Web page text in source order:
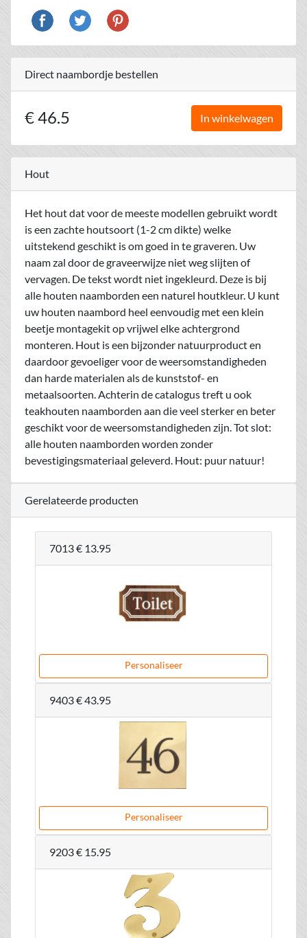
Direct naambordje bestellen
€ 46.5 In winkelwagen
Hout
Het hout dat voor de meeste modellen gebruikt wordt
is een zachte houtsoort (1-2 cm dikte) welke
uitstekend geschikt is om goed in te graveren. Uw
naam zal door de graveerwijze niet weg slijten of
vervagen. De tekst wordt niet ingekleurd. Deze is bij
alle houten naamborden een naturel houtkleur. U kunt
uw houten naambord heel eenvoudig met een klein
beetje montagekit op vrijwel elke achtergrond
monteren. Hout is een bijzonder natuurproduct en
daardoor gevoeliger voor de weersomstandigheden
dan harde materialen als de kunststof- en
metaalsoorten. Achterin de catalogus treft u ook
teakhouten naamborden aan die veel sterker en beter
geschikt voor de weersomstandigheden zijn. Tot slot:
alle houten naamborden worden zonder
bevestigingsmateriaal geleverd. Hout: puur natuur!
Gerelateerde producten
7013€ 13.95
Personaliseer
9403€ 43.95
Personaliseer
9203€ 15.95